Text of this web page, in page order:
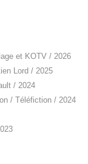
et KOTV / 2026
Lord / 2025
/ 2024
/ Téléfiction / 2024